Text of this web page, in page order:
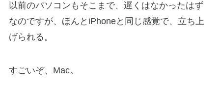
以前のパソコンもそこまで、遅くはなかったはず
なのですが、ほんとiPhoneと同じ感覚で、立ち上
げられる。
すごいぞ、Mac。